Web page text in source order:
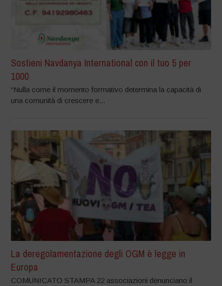
Sostieni Navdanya International con il tuo 5 per
1000
“Nulla come il momento formativo determina la capacità di
una comunità di crescere e...
La deregolamentazione degli OGM è legge in
Europa
COMUNICATO STAMPA 22 associazioni denunciano il